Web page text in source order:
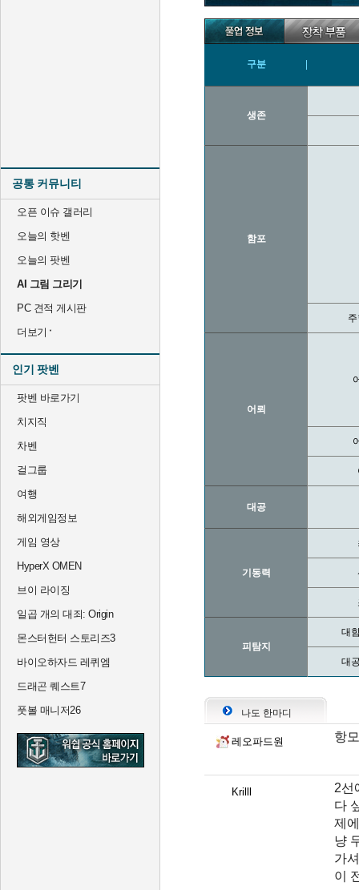
공통 커뮤니티
오픈 이슈 갤러리
오늘의 핫벤
오늘의 팟벤
AI 그림 그리기
PC 견적 게시판
더보기
인기 팟벤
팟벤 바로가기
치지직
차벤
걸그룹
여행
해외게임정보
게임 영상
HyperX OMEN
브이 라이징
일곱 개의 대죄: Origin
몬스터헌터 스토리즈3
바이오하자드 레퀴엠
드래곤 퀘스트7
풋볼 매니저26
구분
생존
함포
어뢰
대공
기동력
피탐지
대
대
나도 한마디
레오파드원 항
Krilll
2선
다
제
냥
가
이